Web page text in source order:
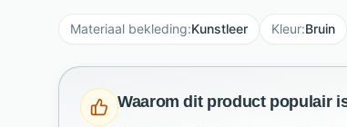
Materiaal bekleding:Kunstleer Kleur:Bruin
Waarom dit product populair